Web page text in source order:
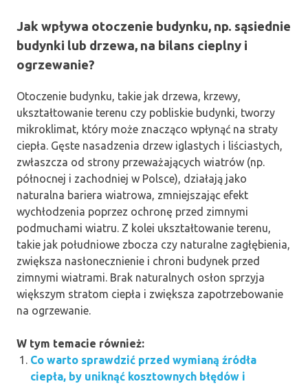
Jak wpływa otoczenie budynku, np. sąsiednie
budynki lub drzewa, na bilans cieplny i
ogrzewanie?
Otoczenie budynku, takie jak drzewa, krzewy,
ukształtowanie terenu czy pobliskie budynki, tworzy
mikroklimat, który może znacząco wpłynąć na straty
ciepła. Gęste nasadzenia drzew iglastych i liściastych,
zwłaszcza od strony przeważających wiatrów (np.
północnej i zachodniej w Polsce), działają jako
naturalna bariera wiatrowa, zmniejszając efekt
wychłodzenia poprzez ochronę przed zimnymi
podmuchami wiatru. Z kolei ukształtowanie terenu,
takie jak południowe zbocza czy naturalne zagłębienia,
zwiększa nasłonecznienie i chroni budynek przed
zimnymi wiatrami. Brak naturalnych osłon sprzyja
większym stratom ciepła i zwiększa zapotrzebowanie
na ogrzewanie.
W tym temacie również:
Co warto sprawdzić przed wymianą źródła
ciepła, by uniknąć kosztownych błędów i